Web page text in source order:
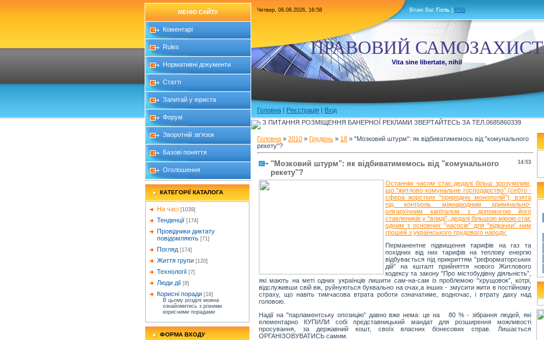
МЕНЮ САЙТУ
Коментарі
Rules
Нормативні документи
Статті
Запитай у юриста
Форум
Зворотній зв'язок
Базові поняття
Оголошення
КАТЕГОРІЇ КАТАЛОГА
На часі [1039]
Тенденції [174]
Провідники диктату
повідомляють [71]
Погляд [174]
Життя групи [120]
Технології [7]
Люди дії [8]
Корисні поради [16]
В цьому розділі можна
ознайомитись з різними
корисними порадами
ФОРМА ВХОДУ
Четвер, 06.08.2026, 16:58 Вітаю Вас Гість RSS
ПРАВОВИЙ САМОЗАХИСТ
Vita sine libertate, nihil
Головна | Реєстрація | Вхід
З ПИТАННЯ РОЗМІЩЕННЯ БАНЕРНОЇ РЕКЛАМИ ЗВЕРТАЙТЕСЬ ЗА ТЕЛ.0685860339
Головна » 2010 » Грудень » 18 » "Мозковий штурм": як відбиватимемось від "комунального
рекету"?
14:53
"Мозковий штурм": як відбиватимемось від "комунального
рекету"?
Останнім часом стає дедалі більш зрозумілим,
що "житлово-комунальне господарство” (себто -
сфера жорстких "природніх монополій”), взята
під контроль міжнародним кримінально-
олігархічним капіталом з допомогою його
ставлеників у "владі”, дедалі більшою мірою стає
одним з основних "насосів” для "відкачки” ним
грошей з українського трудового народу.
Перманентне підвищення тарифів на газ та
похідних від них тарифів на теплову енергію
відбувається під прикриттям "реформаторських
дій” на кшталт прийняття нового Житлового
кодексу та закону "Про містобудівну діяльність”,
які мають на меті одних українців лишити сам-на-сам із проблемою "хрущовок”, котрі,
відслуживши свій вік, руйнуються буквально на очах,а інших - змусити жити в постійному
страху, що навіть тимчасова втрата роботи означатиме, водночас, і втрату даху над
головою.
Надії на "парламентську опозицію” давно вже нема: це на 80 % - зібрання людей, які
елементарно КУПИЛИ собі представницький мандат для розширення можливості
просування, за державний кошт, своїх власних бізнесових справ. Лишається
ОРГАНІЗОВУВАТИСЬ самим.